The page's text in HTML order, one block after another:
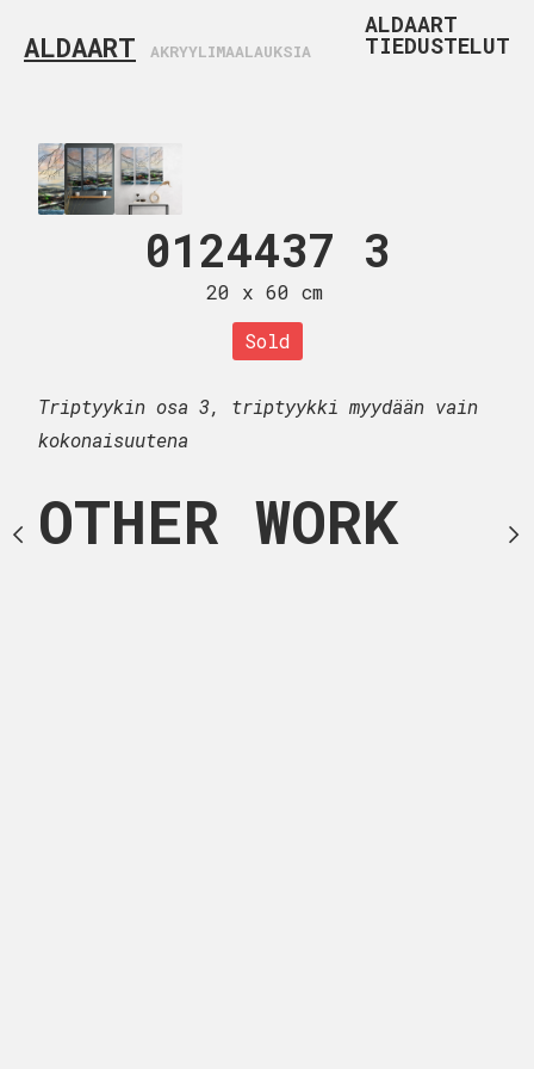
ALDAART AKRYYLIMAALAUKSIA
ALDAART
TIEDUSTELUT
Triptyykin osa 2,
kokonaisuutena
0124437 3
20 x 60 cm
Sold
Triptyykin osa 3, triptyykki myydään vain
kokonaisuutena
OTHER WORK